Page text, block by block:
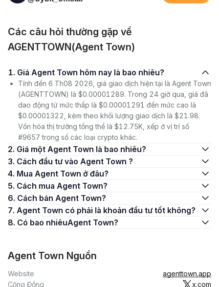
Các câu hỏi thường gặp về
AGENTTOWN(Agent Town)
1. Giá Agent Town hôm nay là bao nhiêu?
Tính đến 6 Th08 2026, giá giao dịch hiện tại là Agent Town
(AGENTTOWN) là $0.00001289. Trong 24 giờ qua, giá đã
dao động từ mức thấp là $0.00001291 đến mức cao là
$0.00001322, kèm theo khối lượng giao dịch là $21.98.
Vốn hóa thị trường tổng thể là $12.75K, xếp ở vị trí số
#9657 trong số các loại crypto khác.
2. Giá một Agent Town là bao nhiêu?
3. Cách đầu tư vào Agent Town ?
4. Mua Agent Town ở đâu?
5. Cách mua Agent Town?
6. Cách bán Agent Town?
7. Agent Town có phải là khoản đầu tư tốt không?
8. Có bao nhiêuAgent Town?
Agent Town Nguồn
Website
agenttown.app
Cộng Đồng
x.com